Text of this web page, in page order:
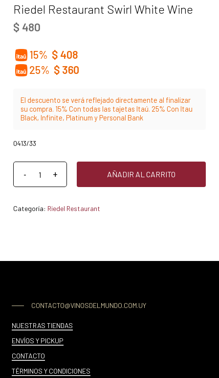
Riedel Restaurant Swirl White Wine
$ 480
15% $ 408
25% $ 360
El descuento se verá reflejado directamente al finalizar
su compra. 15% Con todas las tajetas Itaú. 25% Con Itau
Black, Infinite, Platinum y Personal Bank
0413/33
AÑADIR AL CARRITO
Categoría: Riedel Restaurant
CONTACTO@VINOSDELMUNDO.COM.UY
NUESTRAS TIENDAS
ENVÍOS Y PICKUP
CONTACTO
TÉRMINOS Y CONDICIONES